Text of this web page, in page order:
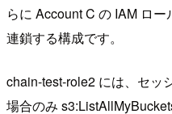
らに Account C の IAM ロ
連鎖する構成です。
chain-test-role2 には、セッ
場合のみ